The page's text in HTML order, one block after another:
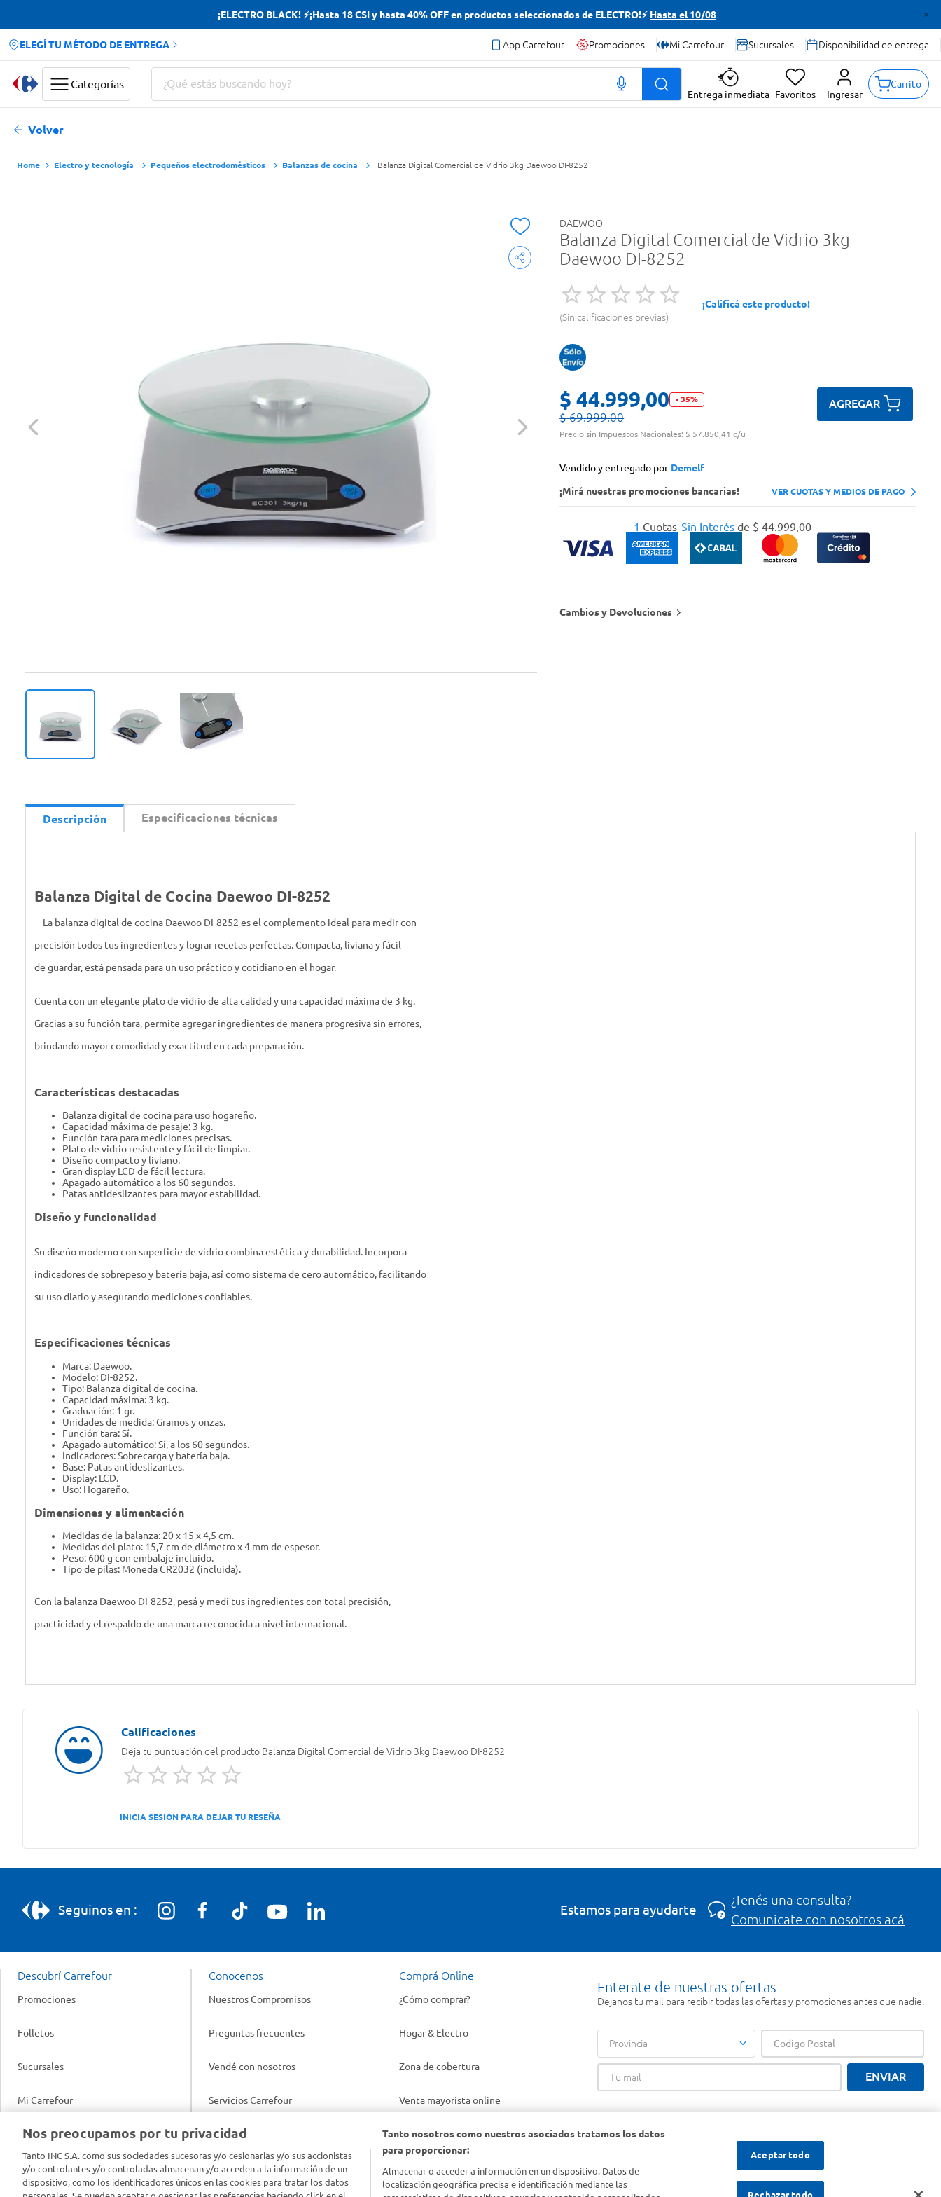
¡ELECTRO BLACK! ⚡¡Hasta 18 CSI y hasta 40% OFF en productos seleccionados de ELECTRO!⚡ Hasta el 10/08
ELEGÍ TU MÉTODO DE ENTREGA App Carrefour Promociones Mi Carrefour Sucursales Disponibilidad de entrega
Categorías
¿Qué estás buscando hoy?
Entrega inmediata Favoritos Ingresar
Carrito
Volver
Electro y tecnología Pequeños electrodomésticos Balanzas de cocina Balanza Digital Comercial de Vidrio 3kg Daewoo DI-8252
DAEWOO
Balanza Digital Comercial de Vidrio 3kg
Daewoo DI-8252
Sin calificaciones previas
¡Calificá este producto!
$ 44.999,00 -35%
$ 69.999,00
Precio sin Impuestos Nacionales: $ 57.850,41 c/u
AGREGAR
Vendido y entregado por Demelf
¡Mirá nuestras promociones bancarias! VER CUOTAS Y MEDIOS DE PAGO
1 Cuotas Sin Interésde $ 44.999,00
Cambios y Devoluciones
Descripción Especificaciones técnicas
Balanza Digital de Cocina Daewoo DI-8252
La balanza digital de cocina Daewoo DI-8252 es el complemento ideal para medir con
precisión todos tus ingredientes y lograr recetas perfectas. Compacta, liviana y fácil
de guardar, está pensada para un uso práctico y cotidiano en el hogar.
Cuenta con un elegante plato de vidrio de alta calidad y una capacidad máxima de 3 kg.
Gracias a su función tara, permite agregar ingredientes de manera progresiva sin errores,
brindando mayor comodidad y exactitud en cada preparación.
Características destacadas
Balanza digital de cocina para uso hogareño.
Capacidad máxima de pesaje: 3 kg.
Función tara para mediciones precisas.
Plato de vidrio resistente y fácil de limpiar.
Diseño compacto y liviano.
Gran display LCD de fácil lectura.
Apagado automático a los 60 segundos.
Patas antideslizantes para mayor estabilidad.
Diseño y funcionalidad
Su diseño moderno con superficie de vidrio combina estética y durabilidad. Incorpora
indicadores de sobrepeso y batería baja, así como sistema de cero automático, facilitando
su uso diario y asegurando mediciones confiables.
Especificaciones técnicas
Marca: Daewoo.
Modelo: DI-8252.
Tipo: Balanza digital de cocina.
Capacidad máxima: 3 kg.
Graduación: 1 gr.
Unidades de medida: Gramos y onzas.
Función tara: Sí.
Apagado automático: Sí, a los 60 segundos.
Indicadores: Sobrecarga y batería baja.
Base: Patas antideslizantes.
Display: LCD.
Uso: Hogareño.
Dimensiones y alimentación
Medidas de la balanza: 20 x 15 x 4,5 cm.
Medidas del plato: 15,7 cm de diámetro x 4 mm de espesor.
Peso: 600 g con embalaje incluido.
Tipo de pilas: Moneda CR2032 (incluida).
Con la balanza Daewoo DI-8252, pesá y medí tus ingredientes con total precisión,
practicidad y el respaldo de una marca reconocida a nivel internacional.
Deja tu puntuación del producto Balanza Digital Comercial de Vidrio 3kg Daewoo DI-8252
INICIA SESION PARA DEJAR TU RESEÑA
Seguinos en : Estamos para ayudarte
¿Tenés una consulta?
Comunicate con nosotros acá
Descubrí Carrefour
Promociones
Folletos
Sucursales
Mi Carrefour
Productos Carrefour
Tarjeta Mi Carrefour
Conocenos
Nuestros Compromisos
Preguntas frecuentes
Vendé con nosotros
Servicios Carrefour
Tasas de interés
Comprá Online
¿Cómo comprar?
Hogar & Electro
Zona de cobertura
Venta mayorista online
Gift cards empresariales
Enterate de nuestras ofertas
Dejanos tu mail para recibir todas las ofertas y promociones antes que nadie.
Provincia
ENVIAR
Términos más buscados
Nos preocupamos por tu privacidad
Tanto INC S.A. como sus sociedades sucesoras y/o cesionarias y/o sus accionistas
y/o controlantes y/o controladas almacenan y/o acceden a la información de un
dispositivo, como los identificadores únicos en las cookies para tratar los datos
Tanto nosotros como nuestros asociados tratamos los datos
para proporcionar:
Almacenar o acceder a información en un dispositivo. Datos de
localización geográfica precisa e identificación mediante las
Aceptar todo